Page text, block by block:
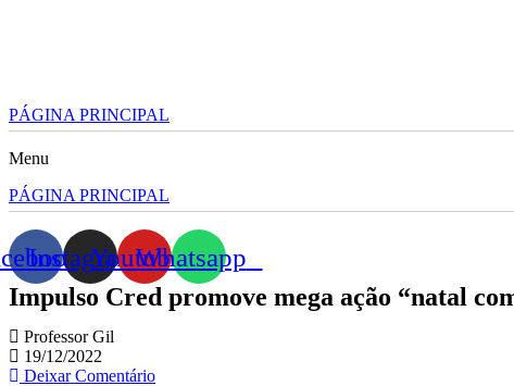
PÁGINA PRINCIPAL
Menu
PÁGINA PRINCIPAL
InstagramYoutubeWhatsapp
Impulso Cred promove mega ação “natal
Professor Gil
19/12/2022
Deixar Comentário